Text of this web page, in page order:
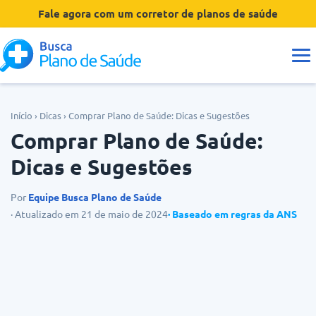
Fale agora com um corretor de planos de saúde
Tipos de Planos
Coberturas
Operadoras
Início › Dicas›Comprar Plano de Saúde: Dicas e Sugestões
Comprar Plano de Saúde:
Dicas e Sugestões
Por Equipe Busca Plano de Saúde
· Atualizado em 21 de maio de 2024· Baseado em regras da ANS